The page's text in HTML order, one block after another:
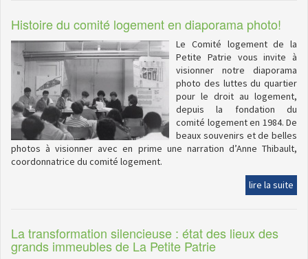
Histoire du comité logement en diaporama photo!
Le Comité logement de la
Petite Patrie vous invite à
visionner notre diaporama
photo des luttes du quartier
pour le droit au logement,
depuis la fondation du
comité logement en 1984. De
beaux souvenirs et de belles
photos à visionner avec en prime une narration d’Anne Thibault,
coordonnatrice du comité logement.
lire la suite
La transformation silencieuse : état des lieux des
grands immeubles de La Petite Patrie